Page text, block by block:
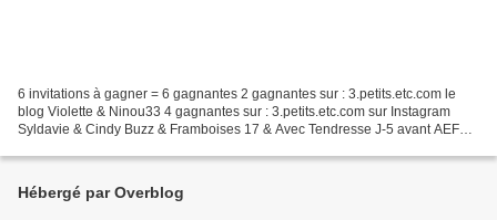
6 invitations à gagner = 6 gagnantes 2 gagnantes sur : 3.petits.etc.com le
blog Violette & Ninou33 4 gagnantes sur : 3.petits.etc.com sur Instagram
Syldavie & Cindy Buzz & Framboises 17 & Avec Tendresse J-5 avant AEF
Hébergé par Overblog